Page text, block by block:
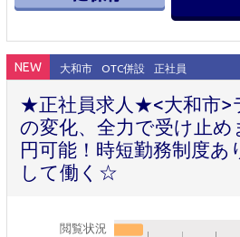
NEW 大和市 OTC併設 正社員
★正社員求人★<大和市>
の変化、全力で受け止
円可能！時短勤務制度
して働く☆
閲覧状況